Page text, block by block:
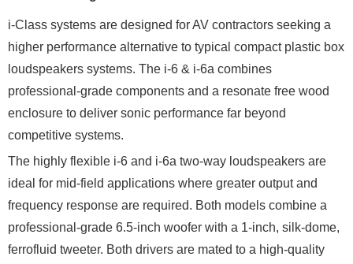
i-Class systems are designed for AV contractors seeking a
higher performance alternative to typical compact plastic box
loudspeakers systems. The i-6 & i-6a combines
professional-grade components and a resonate free wood
enclosure to deliver sonic performance far beyond
competitive systems.
The highly flexible i-6 and i-6a two-way loudspeakers are
ideal for mid-field applications where greater output and
frequency response are required. Both models combine a
professional-grade 6.5-inch woofer with a 1-inch, silk-dome,
ferrofluid tweeter. Both drivers are mated to a high-quality